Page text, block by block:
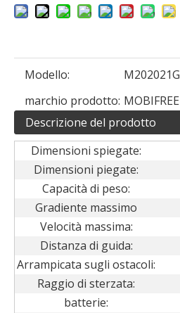
Modello:
M202021G
marchio prodotto: MOBIFREE
Descrizione del prodotto
Dimensioni spiegate:
Dimensioni piegate:
Capacità di peso:
Gradiente massimo
Velocità massima:
Distanza di guida:
Arrampicata sugli ostacoli:
Raggio di sterzata:
batterie: